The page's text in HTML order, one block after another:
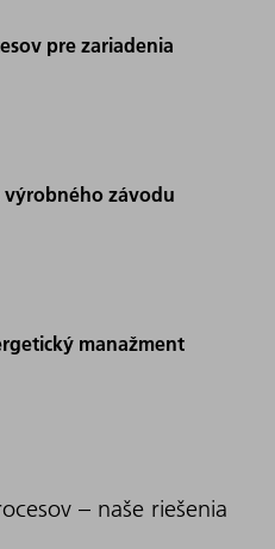
pre zariadenia
závodu
manažment
– naše riešenia